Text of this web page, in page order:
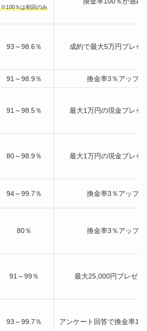
※100％は初回のみ
93～98.6％ 成約で最大5万円プレゼ
91～98.9％ 換金率3％アップ
91～98.5％ 最大1万円の現金プレゼ
80～98.9％ 最大1万円の現金プレゼ
94～99.7％ 換金率3％アップ
80％ 換金率3％アップ
91～99％ 最大25,000円プレゼン
93～99.7％ アンケート回答で換金率1